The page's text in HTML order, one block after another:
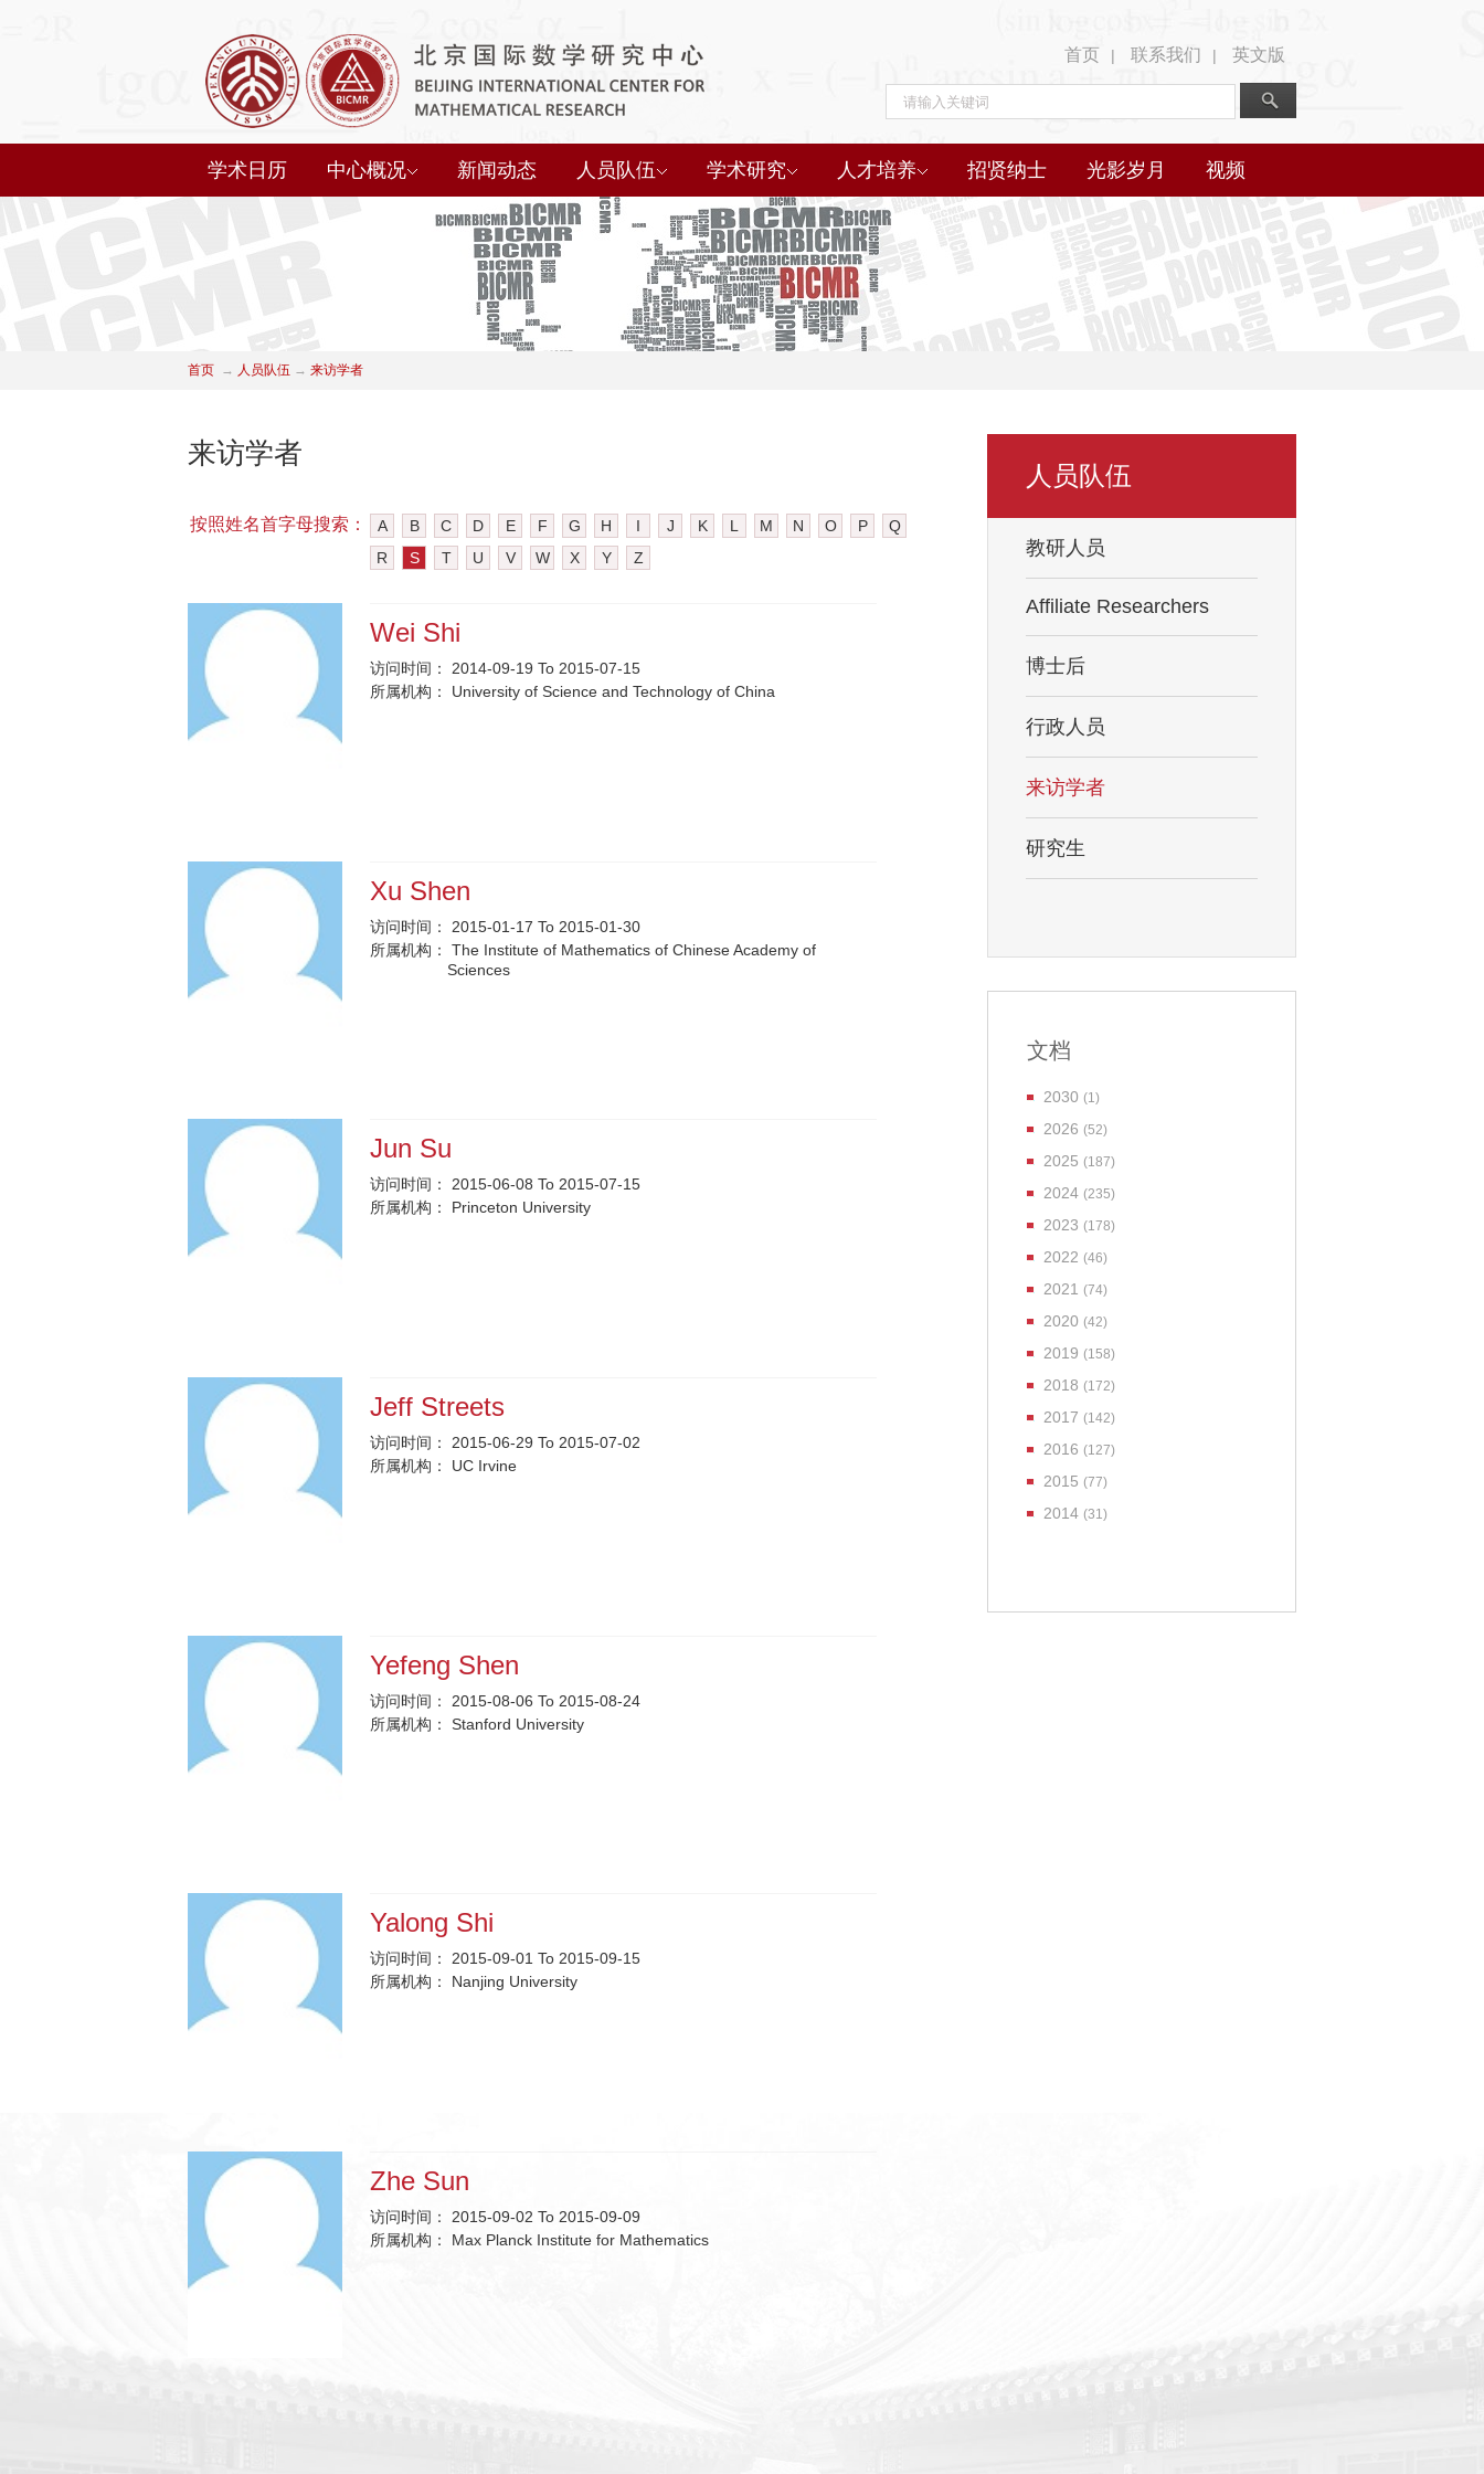
首页 | 联系我们 | 英文版
学术日历 中心概况 新闻动态 人员队伍 学术研究 人才培养 招贤纳士 光影岁月 视频
首页 → 人员队伍 → 来访学者
来访学者
按照姓名首字母搜索： A B C D E F G H I J K L M N O P
Q
R
S T U V W X Y Z
Wei Shi
访问时间：
2014-09-19 To 2015-07-15
所属机构：
University of Science and Technology of China
Xu Shen
访问时间：
2015-01-17 To 2015-01-30
所属机构：
The Institute of Mathematics of Chinese Academy of
Sciences
Jun Su
访问时间：
2015-06-08 To 2015-07-15
所属机构：
Princeton University
Jeff Streets
访问时间：
2015-06-29 To 2015-07-02
所属机构：
UC Irvine
Yefeng Shen
访问时间：
2015-08-06 To 2015-08-24
所属机构：
Stanford University
Yalong Shi
访问时间：
2015-09-01 To 2015-09-15
所属机构：
Nanjing University
Zhe Sun
访问时间：
2015-09-02 To 2015-09-09
所属机构：
Max Planck Institute for Mathematics
人员队伍
教研人员
Affiliate Researchers
博士后
行政人员
来访学者
研究生
文档
2030 (1)
2026 (52)
2025 (187)
2024 (235)
2023 (178)
2022 (46)
2021 (74)
2020 (42)
2019 (158)
2018 (172)
2017 (142)
2016 (127)
2015 (77)
2014 (31)